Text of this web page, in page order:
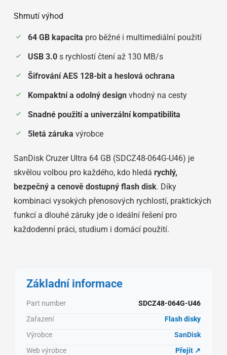
Shrnutí výhod
64 GB kapacita pro běžné i multimediální použití
USB 3.0 s rychlostí čtení až 130 MB/s
Šifrování AES 128-bit a heslová ochrana
Kompaktní a odolný design vhodný na cesty
Snadné použití a univerzální kompatibilita
5letá záruka výrobce
SanDisk Cruzer Ultra 64 GB (SDCZ48-064G-U46) je
skvělou volbou pro každého, kdo hledárychlý,
bezpečný a cenově dostupný flash disk. Díky
kombinaci vysokých přenosových rychlostí, praktických
funkcí a dlouhé záruky jde o ideální řešení pro
každodenní práci, studium i domácí použití.
Základní informace
Part number
SDCZ48-064G-U46
Zařazení
Flash disky
Výrobce
SanDisk
Web výrobce
Přejít ↗